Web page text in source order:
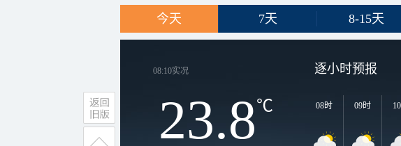
今天 7天 8-15天
08:10实况
23.8℃
逐小时预报
08时 09时